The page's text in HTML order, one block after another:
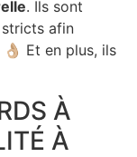
. Ils sont
afin
Et en plus, ils
À
À